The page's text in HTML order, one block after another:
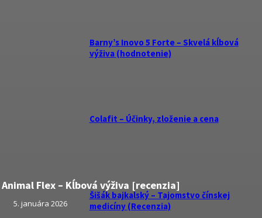
Animal Flex – Kĺbová výživa [recenzia]
5. januára 2026
Barny’s Inovo 5 Forte – Skvelá kĺbová
výživa (hodnotenie)
Colafit – Účinky, zloženie a cena
Šišák bajkalský – Tajomstvo čínskej
medicíny (Recenzia)